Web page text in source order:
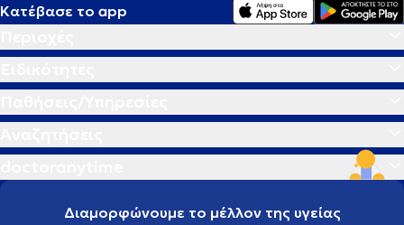
Κατέβασε το app
Διαμορφώνουμε το μέλλον της υγείας